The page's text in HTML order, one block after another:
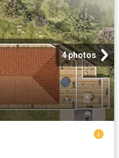
4 photos